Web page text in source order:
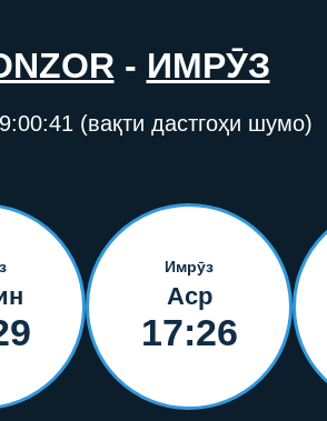
- ИМРӮЗ
(вақти дастгоҳи шумо)
Имрӯз
Аср
17:26